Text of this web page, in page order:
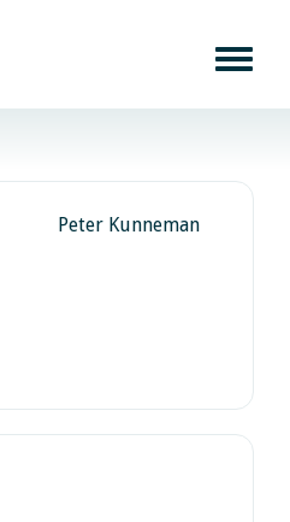
Peter Kunneman